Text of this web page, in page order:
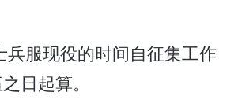
兵服现役的时间自征集工作
日起算。